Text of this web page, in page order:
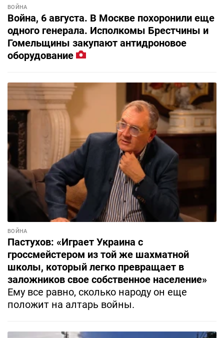
ВОЙНА
Война, 6 августа. В Москве похоронили еще
одного генерала. Исполкомы Брестчины и
Гомельщины закупают антидроновое
оборудование
ВОЙНА
Пастухов: «Играет Украина с
гроссмейстером из той же шахматной
школы, который легко превращает в
заложников свое собственное население»
Ему все равно, сколько народу он еще
положит на алтарь войны.